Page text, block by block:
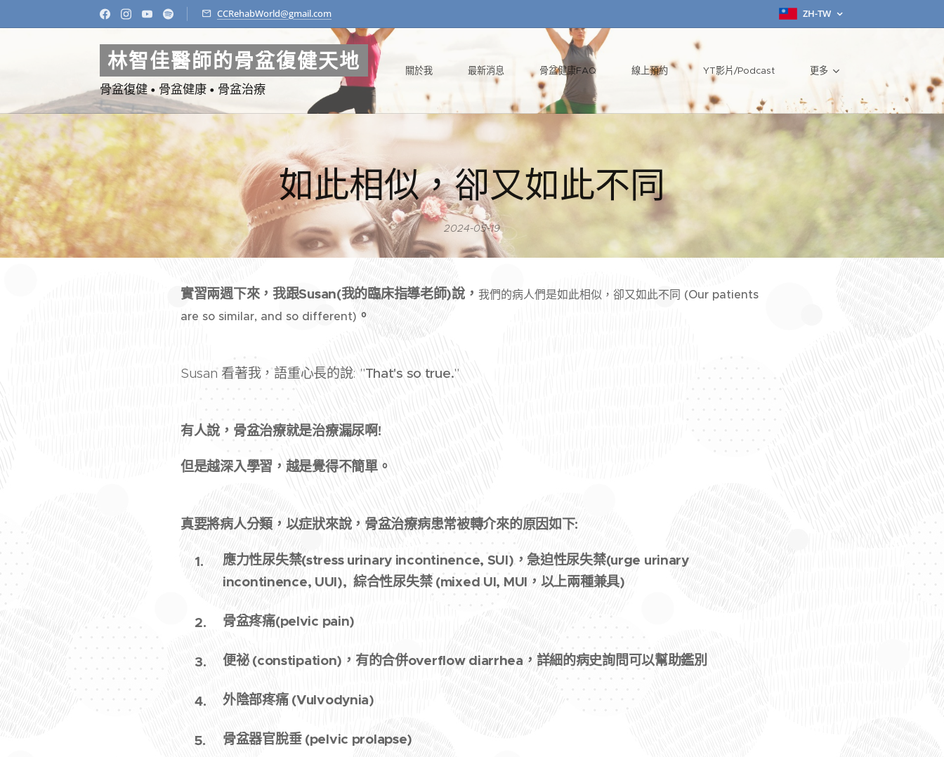
CCRehabWorld@gmail.com ZH-TW
林智佳醫師的骨盆復健天地
骨盆復健 • 骨盆健康 • 骨盆治療
關於我 最新消息 骨盆健康FAQ 線上預約 YT影片/Podcast 更多
如此相似，卻又如此不同
2024-05-19
實習兩週下來，我跟Susan(我的臨床指導老師)說， 我們的病人們是如此相似，卻又如此不同 (Our patients
are so similar, and so different) 。
Susan 看著我，語重心長的說: "That's so true."
有人說，骨盆治療就是治療漏尿啊!
但是越深入學習，越是覺得不簡單。
真要將病人分類，以症狀來說，骨盆治療病患常被轉介來的原因如下:
應力性尿失禁(stress urinary incontinence, SUI)，急迫性尿失禁(urge urinary
incontinence, UUI), 綜合性尿失禁 (mixed UI, MUI，以上兩種兼具)
骨盆疼痛(pelvic pain)
便祕 (constipation)，有的合併overflow diarrhea，詳細的病史詢問可以幫助鑑別
外陰部疼痛 (Vulvodynia)
骨盆器官脫垂 (pelvic prolapse)